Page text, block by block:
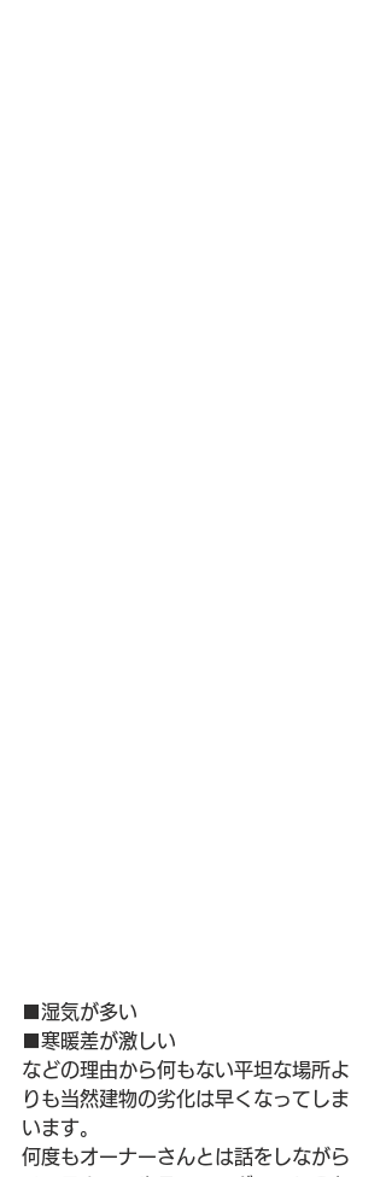
■湿気が多い
■寒暖差が激しい
などの理由から何もない平坦な場所よ
りも当然建物の劣化は早くなってしま
います。
何度もオーナーさんとは話をしながら